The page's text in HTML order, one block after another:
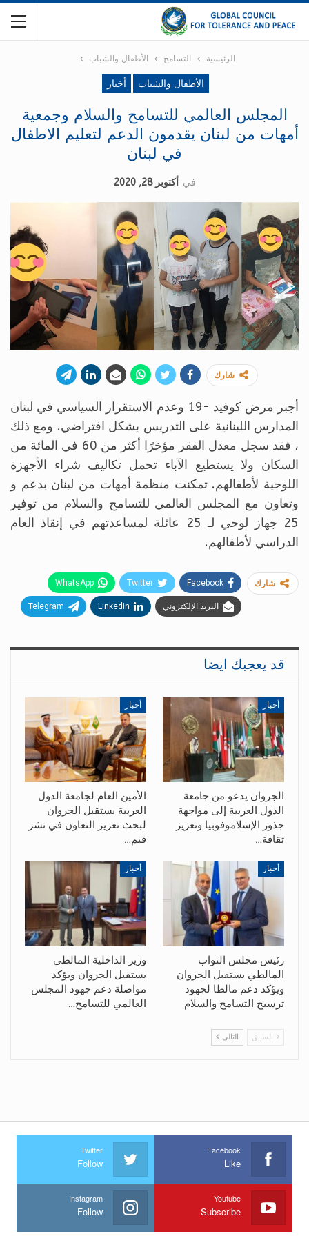
الرئيسية التسامح الأطفال والشباب
الأطفال والشباب أخبار
المجلس العالمي للتسامح والسلام وجمعية
أمهات من لبنان يقدمون الدعم لتعليم الاطفال
في لبنان
في أكتوبر 28, 2020
شارك
أجبر مرض كوفيد -19 وعدم الاستقرار السياسي في لبنان
المدارس اللبنانية على التدريس بشكل افتراضي. ومع ذلك
، فقد سجل معدل الفقر مؤخرًا أكثر من 60 في المائة من
السكان ولا يستطيع الآباء تحمل تكاليف شراء الأجهزة
اللوحية لأطفالهم. تمكنت منظمة أمهات من لبنان بدعم و
وتعاون مع المجلس العالمي للتسامح والسلام من توفير
25 جهاز لوحي لـ 25 عائلة لمساعدتهم في إنقاذ العام
الدراسي لأطفالهم.
شارك Facebook
Twitter
WhatsApp
البريد الإلكتروني Linkedin
Telegram
قد يعجبك ايضا
أخبار
الجروان يدعو من جامعة
الدول العربية إلى مواجهة
جذور الإسلاموفوبيا وتعزيز
ثقافة…
أخبار
الأمين العام لجامعة الدول
العربية يستقبل الجروان
لبحث تعزيز التعاون في نشر
قيم…
أخبار
رئيس مجلس النواب
المالطي يستقبل الجروان
ويؤكد دعم مالطا لجهود
ترسيخ التسامح والسلام
أخبار
وزير الداخلية المالطي
يستقبل الجروان ويؤكد
مواصلة دعم جهود المجلس
العالمي للتسامح…
السابق التالي
Facebook
Like
Twitter
Follow
Youtube
Subscribe
Instagram
Follow